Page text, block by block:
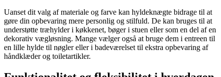
Uanset dit valg af materiale og farve kan hyldeknægte bidrage til at
gøre din opbevaring mere personlig og stilfuld. De kan bruges til at
understøtte træhylder i køkkenet, bøger i stuen eller som en del af en
dekorativ vægløsning. Mange vælger også at bruge dem i entreen til
en lille hylde til nøgler eller i badeværelset til ekstra opbevaring af
håndklæder og toiletartikler.